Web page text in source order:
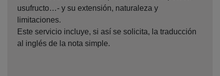
usufructo…- y su extensión, naturaleza y
limitaciones.
Este servicio incluye, si así se solicita, la traducción
al inglés de la nota simple.